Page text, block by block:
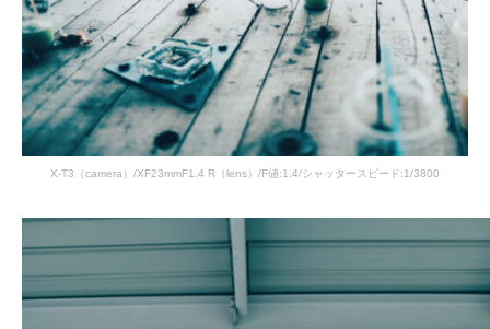
X-T3（camera）/XF23mmF1.4 R（lens）/F値:1.4/シャッタースピード:1/3800